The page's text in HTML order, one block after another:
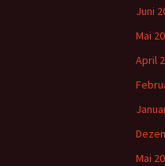
Juni
Mai
April
Mai